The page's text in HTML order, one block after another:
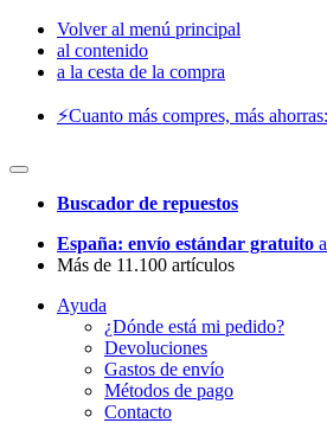
Volver al menú principal
al contenido
a la cesta de la compra
⚡️Cuanto más compres, más
Buscador de repuestos
España: envío estándar gratuito
Más de 11.100 artículos
Ayuda
¿Dónde está mi pedido?
Devoluciones
Gastos de envío
Métodos de pago
Contacto